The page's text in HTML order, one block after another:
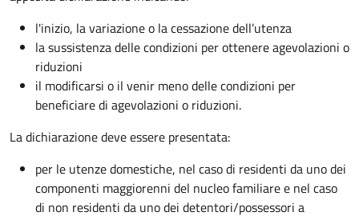
l'inizio, la variazione o la cessazione dell’utenza
la sussistenza delle condizioni per ottenere agevolazioni o
riduzioni
il modificarsi o il venir meno delle condizioni per
beneficiare di agevolazioni o riduzioni.
La dichiarazione deve essere presentata:
per le utenze domestiche, nel caso di residenti da uno dei
componenti maggiorenni del nucleo familiare e nel caso
di non residenti da uno dei detentori/possessori a